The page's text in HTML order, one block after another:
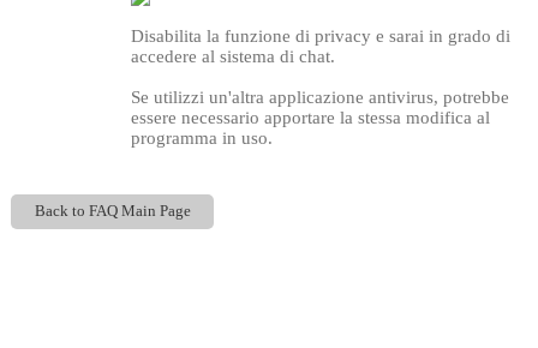
Disabilita la funzione di privacy e sarai in grado di
accedere al sistema di chat.
Se utilizzi un'altra applicazione antivirus, potrebbe
essere necessario apportare la stessa modifica al
programma in uso.
Back to FAQ Main Page